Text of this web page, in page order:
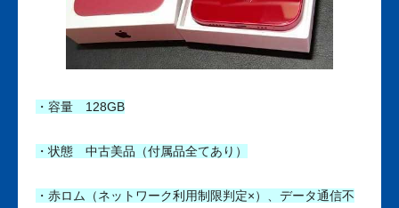
・容量 128GB
・状態 中古美品（付属品全てあり）
・赤ロム（ネットワーク利用制限判定×）、データ通信不